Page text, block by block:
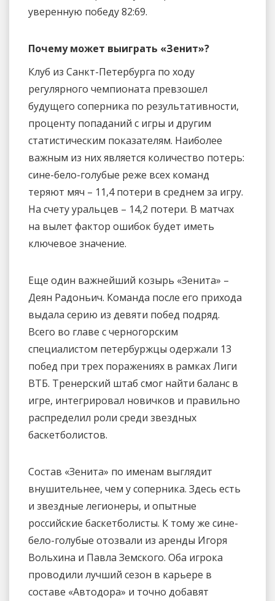
уверенную победу 82:69.
Почему может выиграть «Зенит»?
Клуб из Санкт-Петербурга по ходу
регулярного чемпионата превзошел
будущего соперника по результативности,
проценту попаданий с игры и другим
статистическим показателям. Наиболее
важным из них является количество потерь:
сине-бело-голубые реже всех команд
теряют мяч – 11,4 потери в среднем за игру.
На счету уральцев – 14,2 потери. В матчах
на вылет фактор ошибок будет иметь
ключевое значение.
Еще один важнейший козырь «Зенита» –
Деян Радоньич. Команда после его прихода
выдала серию из девяти побед подряд.
Всего во главе с черногорским
специалистом петербуржцы одержали 13
побед при трех поражениях в рамках Лиги
ВТБ. Тренерский штаб смог найти баланс в
игре, интегрировал новичков и правильно
распределил роли среди звездных
баскетболистов.
Состав «Зенита» по именам выглядит
внушительнее, чем у соперника. Здесь есть
и звездные легионеры, и опытные
российские баскетболисты. К тому же сине-
бело-голубые отозвали из аренды Игоря
Вольхина и Павла Земского. Оба игрока
проводили лучший сезон в карьере в
составе «Автодора» и точно добавят